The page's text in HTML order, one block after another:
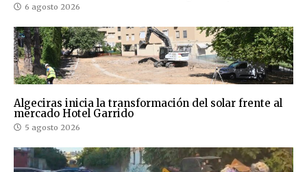
6 agosto 2026
Algeciras inicia la transformación del solar frente al
mercado Hotel Garrido
5 agosto 2026